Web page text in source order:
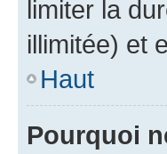
limiter la
illimitée) et
Haut
Pourquoi